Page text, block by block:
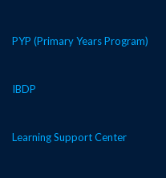
PYP (Primary Years Program)
IBDP
Learning Support Center